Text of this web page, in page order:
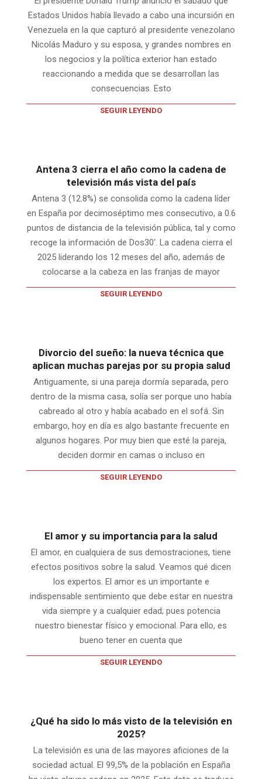
Estados Unidos había llevado a cabo una incursión en
Venezuela en la que capturó al presidente venezolano
Nicolás Maduro y su esposa, y grandes nombres en
los negocios y la política exterior han estado
reaccionando a medida que se desarrollan las
consecuencias. Esto
SEGUIR LEYENDO
Antena 3 cierra el año como la cadena de
televisión más vista del país
Antena 3 (12.8%) se consolida como la cadena líder
en España por decimoséptimo mes consecutivo, a 0.6
puntos de distancia de la televisión pública, tal y como
recoge la información de Dos30‘. La cadena cierra el
2025 liderando los 12 meses del año, además de
colocarse a la cabeza en las franjas de mayor
SEGUIR LEYENDO
Divorcio del sueño: la nueva técnica que
aplican muchas parejas por su propia salud
Antiguamente, si una pareja dormía separada, pero
dentro de la misma casa, solía ser porque uno había
cabreado al otro y había acabado en el sofá. Sin
embargo, hoy en día es algo bastante frecuente en
algunos hogares. Por muy bien que esté la pareja,
deciden dormir en camas o incluso en
SEGUIR LEYENDO
El amor y su importancia para la salud
El amor, en cualquiera de sus demostraciones, tiene
efectos positivos sobre la salud. Veamos qué dicen
los expertos. El amor es un importante e
indispensable sentimiento que debe estar en nuestra
vida siempre y a cualquier edad; pues potencia
nuestro bienestar físico y emocional. Para ello, es
bueno tener en cuenta que
SEGUIR LEYENDO
¿Qué ha sido lo más visto de la televisión en
2025?
La televisión es una de las mayores aficiones de la
sociedad actual. El 99,5% de la población en España